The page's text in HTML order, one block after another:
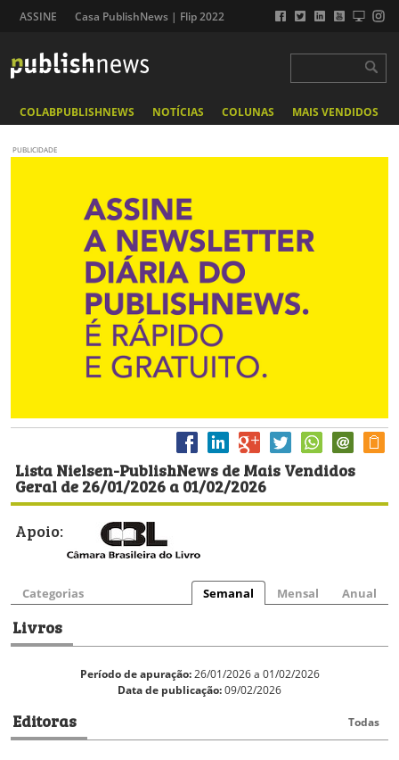
ASSINE Casa PublishNews | Flip 2022
COLABPUBLISHNEWS NOTÍCIAS COLUNAS MAIS VENDIDOS
PUBLICIDADE
Lista Nielsen-PublishNews de Mais Vendidos
Geral de 26/01/2026 a 01/02/2026
Apoio:
Categorias Semanal Mensal Anual
Livros
Período de apuração:26/01/2026 a 01/02/2026
Data de publicação:09/02/2026
Editoras Todas